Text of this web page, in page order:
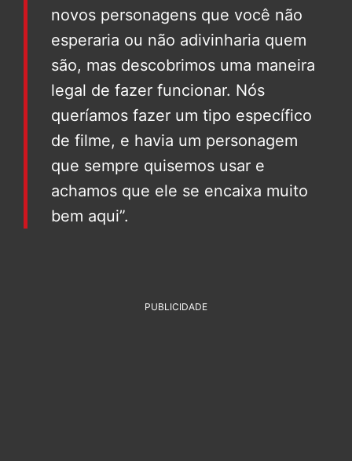
novos personagens que você não
esperaria ou não adivinharia quem
são, mas descobrimos uma maneira
legal de fazer funcionar. Nós
queríamos fazer um tipo específico
de filme, e havia um personagem
que sempre quisemos usar e
achamos que ele se encaixa muito
bem aqui”.
PUBLICIDADE